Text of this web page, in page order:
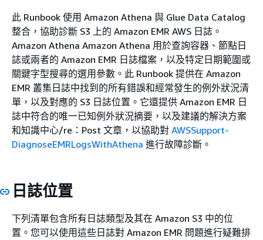
此 Runbook 使用 Amazon Athena 與 Glue Data Catalog
整合，協助診斷 S3 上的 Amazon EMR AWS 日誌。
Amazon Athena Amazon Athena 用於查詢容器、節點日
誌或兩者的 Amazon EMR 日誌檔案，以及特定日期範圍或
關鍵字型搜尋的選用參數。此 Runbook 提供在 Amazon
EMR 叢集日誌中找到的所有錯誤和經常發生的例外狀況清
單，以及對應的 S3 日誌位置。它還提供 Amazon EMR 日
誌中符合的唯一已知例外狀況摘要，以及建議的解決方案
和知識中心/re：Post 文章，以協助對 AWSSupport-
DiagnoseEMRLogsWithAthena 進行故障診斷。
日誌位置
下列清單包含所有日誌類型及其在 Amazon S3 中的位
置。您可以使用這些日誌對 Amazon EMR 問題進行疑難排